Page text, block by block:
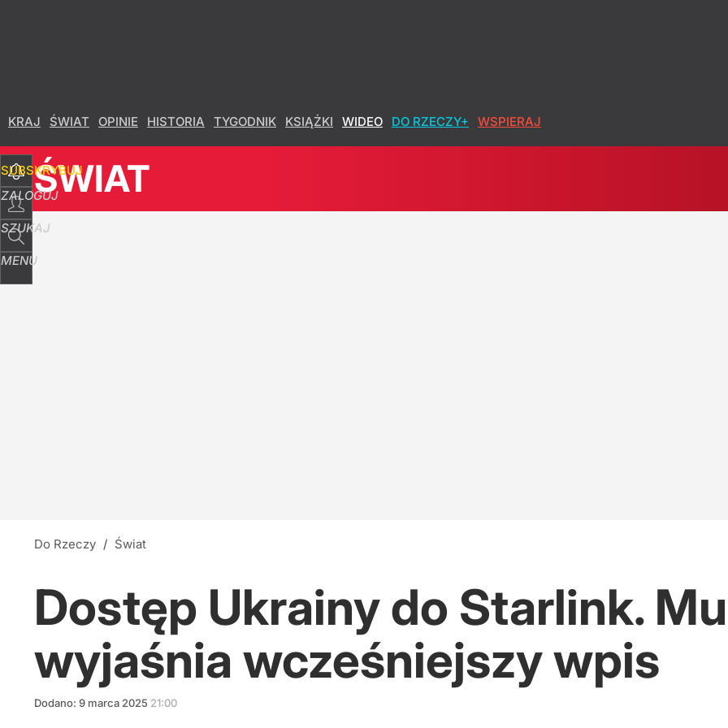
KRAJ ŚWIAT OPINIE HISTORIA TYGODNIK KSIĄŻKI WIDEO DO RZECZY+ WSPIERAJ
SUBSKRYBUJ
ZALOGUJ
SZUKAJ
MENU
ŚWIAT
Do Rzeczy / Świat
Dostęp Ukrainy do Starlink.
wyjaśnia wcześniejszy wpis
Dodano: 9 marca 2025 21:00